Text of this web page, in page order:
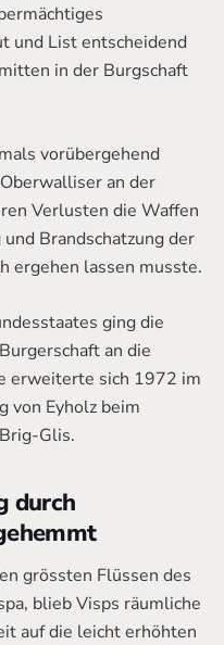
und List entscheidend
in der Burgschaft
vorübergehend
an der
Verlusten die Waffen
Brandschatzung der
ergehen lassen musste.
ging die
an die
erweiterte sich 1972 im
von Eyholz beim
Glis.
durch
grössten Flüssen des
blieb Visps räumliche
auf die leicht erhöhten